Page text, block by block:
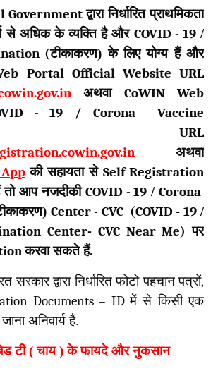
Governmentद्वारा निर्धारित प्राथमिकता
से अधिक के व्यक्ति है और COVID - 19/
(टीकाकरण) के लिए योग्य हैं और
Portal Official Website URL
अथवा CoWIN Web
- 19 /
Corona Vaccine
URL
अथवा
की सहायता से Self Registration
आप नजदीकीCOVID -19 /Corona
Center - CVC (COVID - 19/
Center- CVC Near Me)पर
करवा सकते हैं.
द्वारा निर्धारित फोटो पहचान पत्रों,
Documents – IDमें से किसी एक
अनिवार्य हैं.
टी ( चाय ) के फायदे और नुकसान